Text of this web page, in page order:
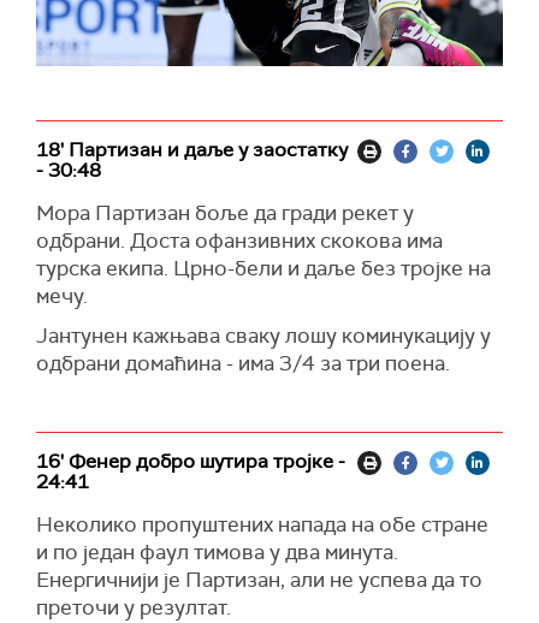
18' Партизан и даље у заостатку
- 30:48
Мора Партизан боље да гради рекет у
одбрани. Доста офанзивних скокова има
турска екипа. Црно-бели и даље без тројке на
мечу.
Јантунен кажњава сваку лошу коминукацију у
одбрани домаћина - има 3/4 за три поена.
16' Фенер добро шутира тројке -
24:41
Неколико пропуштених напада на обе стране
и по један фаул тимова у два минута.
Енергичнији је Партизан, али не успева да то
преточи у резултат.